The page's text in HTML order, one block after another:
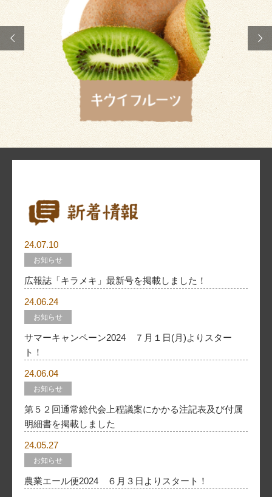
24.07.10
お知らせ
広報誌「キラメキ」最新号を掲載しました！
24.06.24
お知らせ
サマーキャンペーン2024 ７月１日(月)よりスター
ト！
24.06.04
お知らせ
第５２回通常総代会上程議案にかかる注記表及び付属
明細書を掲載しました
24.05.27
お知らせ
農業エール便2024 ６月３日よりスタート！